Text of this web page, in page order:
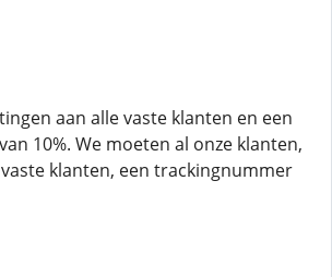
aan alle vaste klanten en een
10%. We moeten al onze klanten,
klanten, een trackingnummer